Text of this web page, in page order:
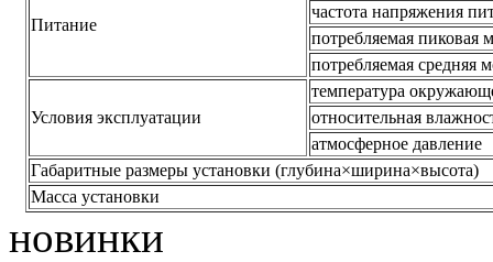
Питание
частота напряжения
потребляемая пиковая
потребляемая средняя
Условия эксплуатации
температура
относительная
атмосферное давление
Габаритные размеры установки (глубина×ширина×высота)
Масса установки
новинки